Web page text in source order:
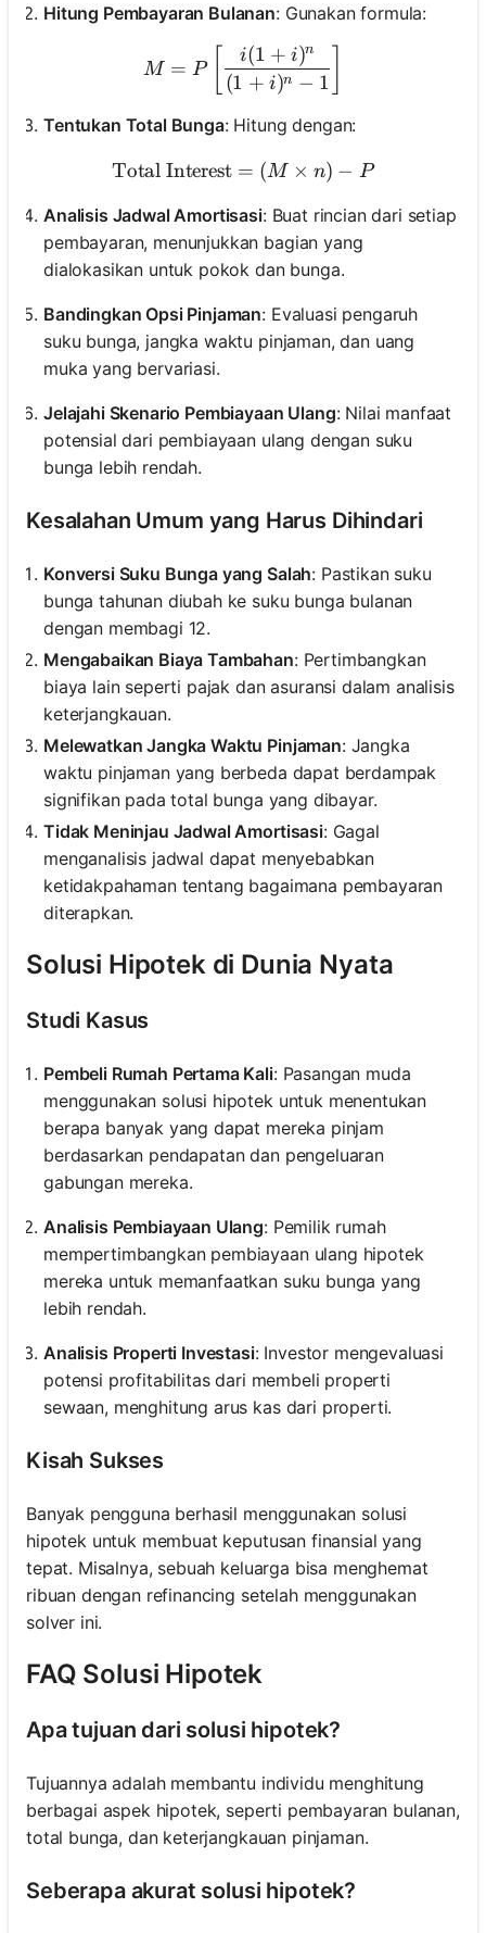
Hitung Pembayaran Bulanan: Gunakan formula:
M = P \left[ \frac{i(1 +
M = P
(1 + i)n − 1
i(1 + i)n
Tentukan Total Bunga: Hitung dengan:
\text{Total Interest} = (M
Total Interest = (M × n) − P
Analisis Jadwal Amortisasi: Buat rincian dari setiap
pembayaran, menunjukkan bagian yang
dialokasikan untuk pokok dan bunga.
Bandingkan Opsi Pinjaman: Evaluasi pengaruh
suku bunga, jangka waktu pinjaman, dan uang
muka yang bervariasi.
Jelajahi Skenario Pembiayaan Ulang: Nilai manfaat
potensial dari pembiayaan ulang dengan suku
bunga lebih rendah.
Kesalahan Umum yang Harus Dihindari
Konversi Suku Bunga yang Salah: Pastikan suku
bunga tahunan diubah ke suku bunga bulanan
dengan membagi 12.
Mengabaikan Biaya Tambahan: Pertimbangkan
biaya lain seperti pajak dan asuransi dalam analisis
keterjangkauan.
Melewatkan Jangka Waktu Pinjaman: Jangka
waktu pinjaman yang berbeda dapat berdampak
signifikan pada total bunga yang dibayar.
Tidak Meninjau Jadwal Amortisasi: Gagal
menganalisis jadwal dapat menyebabkan
ketidakpahaman tentang bagaimana pembayaran
diterapkan.
Solusi Hipotek di Dunia Nyata
Studi Kasus
Pembeli Rumah Pertama Kali: Pasangan muda
menggunakan solusi hipotek untuk menentukan
berapa banyak yang dapat mereka pinjam
berdasarkan pendapatan dan pengeluaran
gabungan mereka.
Analisis Pembiayaan Ulang: Pemilik rumah
mempertimbangkan pembiayaan ulang hipotek
mereka untuk memanfaatkan suku bunga yang
lebih rendah.
Analisis Properti Investasi: Investor mengevaluasi
potensi profitabilitas dari membeli properti
sewaan, menghitung arus kas dari properti.
Kisah Sukses
Banyak pengguna berhasil menggunakan solusi
hipotek untuk membuat keputusan finansial yang
tepat. Misalnya, sebuah keluarga bisa menghemat
ribuan dengan refinancing setelah menggunakan
solver ini.
FAQ Solusi Hipotek
Apa tujuan dari solusi hipotek?
Tujuannya adalah membantu individu menghitung
berbagai aspek hipotek, seperti pembayaran bulanan,
total bunga, dan keterjangkauan pinjaman.
Seberapa akurat solusi hipotek?